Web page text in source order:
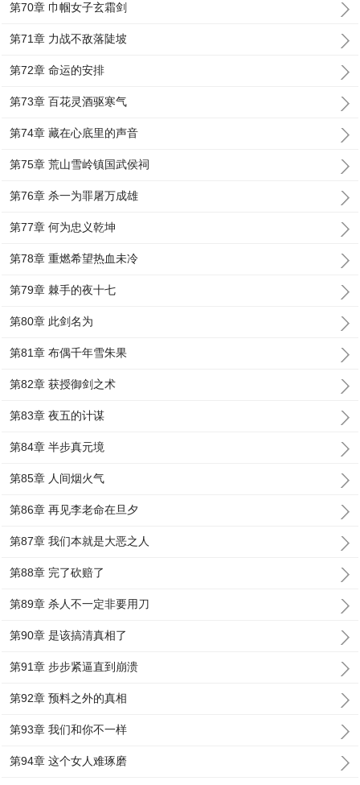
第70章 巾帼女子玄霜剑
第71章 力战不敌落陡坡
第72章 命运的安排
第73章 百花灵酒驱寒气
第74章 藏在心底里的声音
第75章 荒山雪岭镇国武侯祠
第76章 杀一为罪屠万成雄
第77章 何为忠义乾坤
第78章 重燃希望热血未冷
第79章 棘手的夜十七
第80章 此剑名为
第81章 布偶千年雪朱果
第82章 获授御剑之术
第83章 夜五的计谋
第84章 半步真元境
第85章 人间烟火气
第86章 再见李老命在旦夕
第87章 我们本就是大恶之人
第88章 完了砍赔了
第89章 杀人不一定非要用刀
第90章 是该搞清真相了
第91章 步步紧逼直到崩溃
第92章 预料之外的真相
第93章 我们和你不一样
第94章 这个女人难琢磨